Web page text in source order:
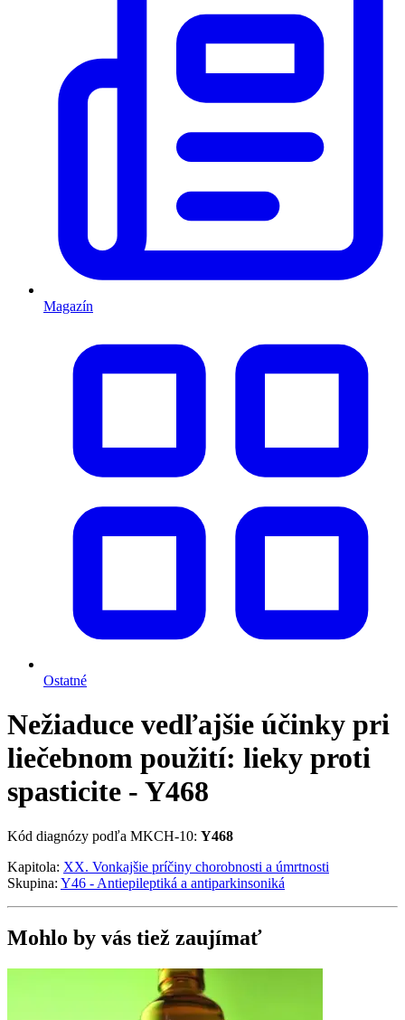
Magazín
Ostatné
Nežiaduce vedľajšie účinky pri
liečebnom použití: lieky proti
spasticite - Y468
Kód diagnózy podľa MKCH-10: Y468
Kapitola: XX. Vonkajšie príčiny chorobnosti a úmrtnosti
Skupina: Y46 - Antiepileptiká a antiparkinsoniká
Mohlo by vás tiež zaujímať